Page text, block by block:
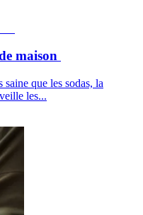
maison
que les sodas, la
les...